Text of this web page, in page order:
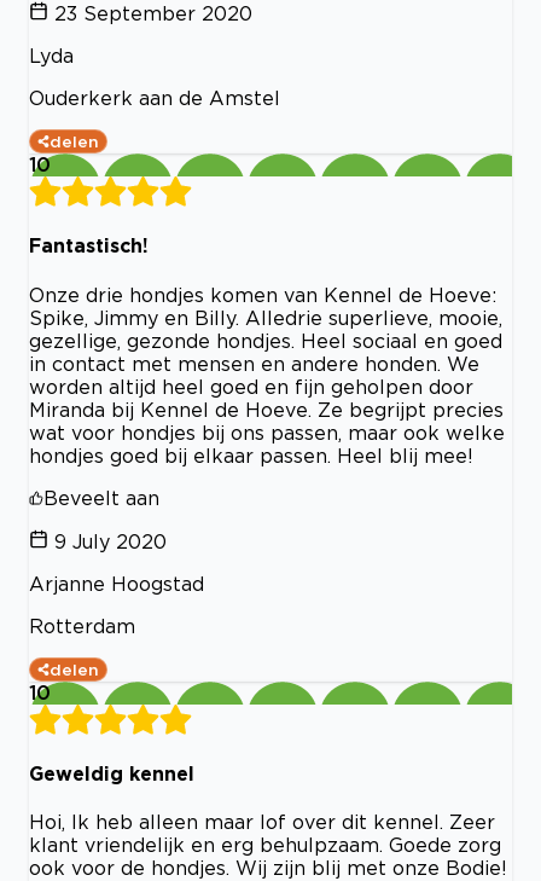
23 September 2020
Lyda
Ouderkerk aan de Amstel
delen
10
Fantastisch!
Onze drie hondjes komen van Kennel de Hoeve:
Spike, Jimmy en Billy. Alledrie superlieve, mooie,
gezellige, gezonde hondjes. Heel sociaal en goed
in contact met mensen en andere honden. We
worden altijd heel goed en fijn geholpen door
Miranda bij Kennel de Hoeve. Ze begrijpt precies
wat voor hondjes bij ons passen, maar ook welke
hondjes goed bij elkaar passen. Heel blij mee!
Beveelt aan
9 July 2020
Arjanne Hoogstad
Rotterdam
delen
10
Geweldig kennel
Hoi, Ik heb alleen maar lof over dit kennel. Zeer
klant vriendelijk en erg behulpzaam. Goede zorg
ook voor de hondjes. Wij zijn blij met onze Bodie!